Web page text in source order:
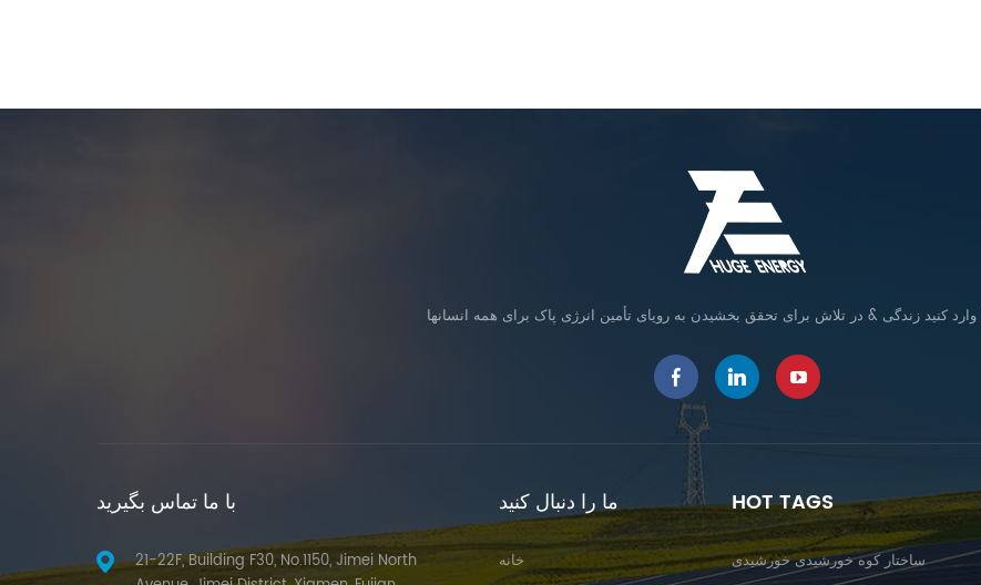
با ما تماس بگیرید
21-22F, Building F30, No.1150, Jimei North
ما را دنبال کنید
خانه
HOT TAGS
ساختار کوه خورشیدی خورشیدی